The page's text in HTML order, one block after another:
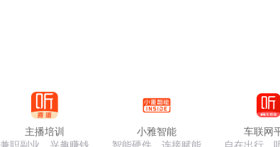
主播培训
兼职副业，兴趣赚钱
小雅智能
智能硬件，连接赋能
车联网
自在出行，